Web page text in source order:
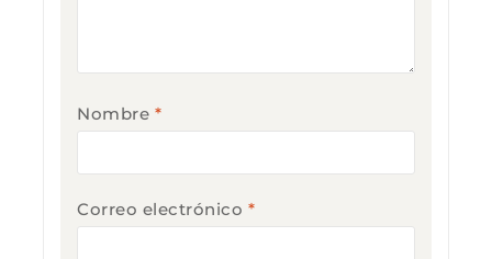
Nombre *
Correo electrónico *